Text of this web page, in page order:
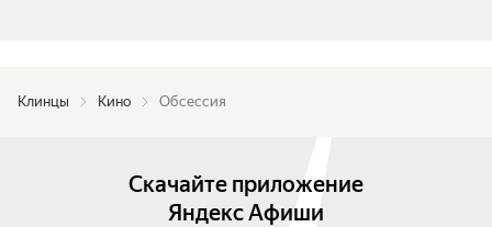
Клинцы Кино Обсессия
Скачайте приложение
Яндекс Афиши